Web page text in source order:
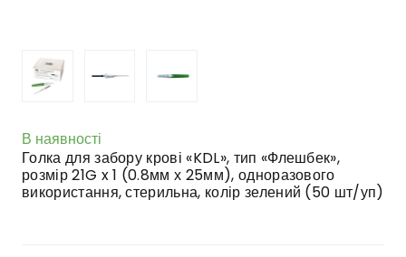
В наявності
Голка для забору крові «KDL», тип «Флешбек»,
розмір 21G x 1 (0.8мм х 25мм), одноразового
використання, стерильна, колір зелений (50 шт/уп)